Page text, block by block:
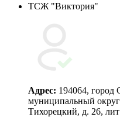
ТСЖ "Виктория"
Адрес: 194064, город
муниципальный
Тихорецкий, д. 26,